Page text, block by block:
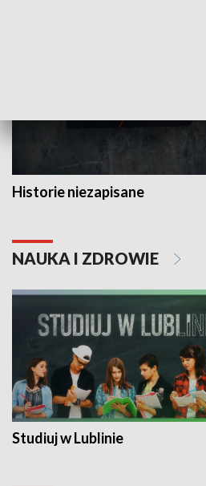
Historie niezapisane
NAUKA I ZDROWIE
Studiuj w Lublinie